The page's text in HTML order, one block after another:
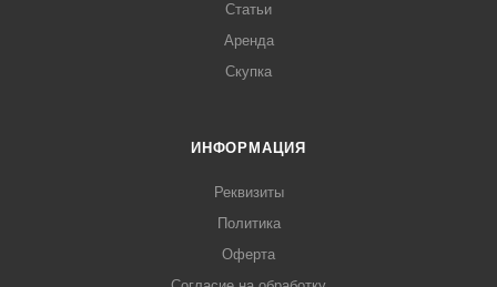
Статьи
Аренда
Скупка
ИНФОРМАЦИЯ
Реквизиты
Политика
Оферта